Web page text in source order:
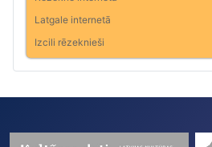
Latgale internetā
Izcili rēzeknieši